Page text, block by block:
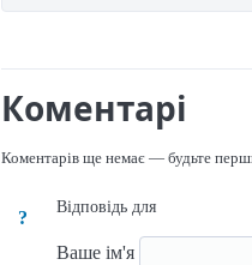
Коментарі
Коментарів ще немає — будьте
?
Відповідь для
Ваше ім'я